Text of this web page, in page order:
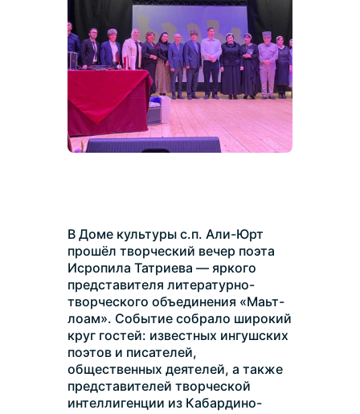
В Доме культуры с.п. Али-Юрт
прошёл творческий вечер поэта
Исропила Татриева — яркого
представителя литературно-
творческого объединения «Маьт-
лоам». Событие собрало широкий
круг гостей: известных ингушских
поэтов и писателей,
общественных деятелей, а также
представителей творческой
интеллигенции из Кабардино-